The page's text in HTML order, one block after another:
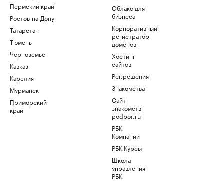
Пермский край
Ростов-на-Дону
Татарстан
Тюмень
Черноземье
Кавказ
Карелия
Мурманск
Приморский
край
Облако для
бизнеса
Корпоративный
регистратор
доменов
Хостинг
сайтов
Рег.решения
Знакомства
Сайт
знакомств
podbor.ru
РБК
Компании
РБК Курсы
Школа
управления
РБК